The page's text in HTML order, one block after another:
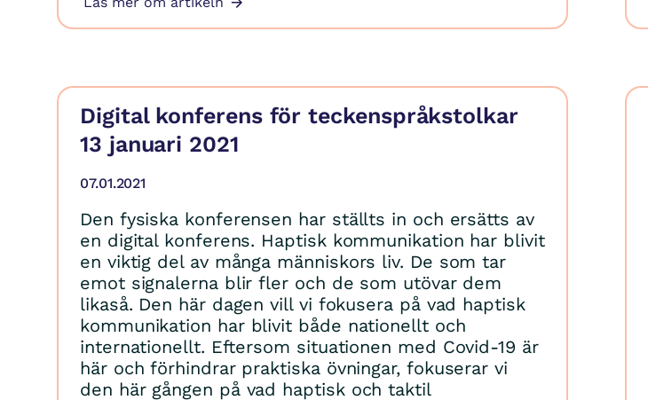
Digital konferens för teckenspråkstolkar
13 januari 2021
07.01.2021
Den fysiska konferensen har ställts in och ersätts av
en digital konferens. Haptisk kommunikation har blivit
en viktig del av många människors liv. De som tar
emot signalerna blir fler och de som utövar dem
likaså. Den här dagen vill vi fokusera på vad haptisk
kommunikation har blivit både nationellt och
internationellt. Eftersom situationen med Covid-19 är
här och förhindrar praktiska övningar, fokuserar vi
den här gången på vad haptisk och taktil